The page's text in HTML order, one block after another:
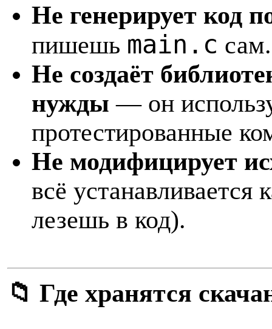
Не генерирует код
пишешь main.c сам.
Не создаёт
нужды — он
протестированные
Не модифицирует
всё устанавливается
лезешь в код).
📁 Где хранятся